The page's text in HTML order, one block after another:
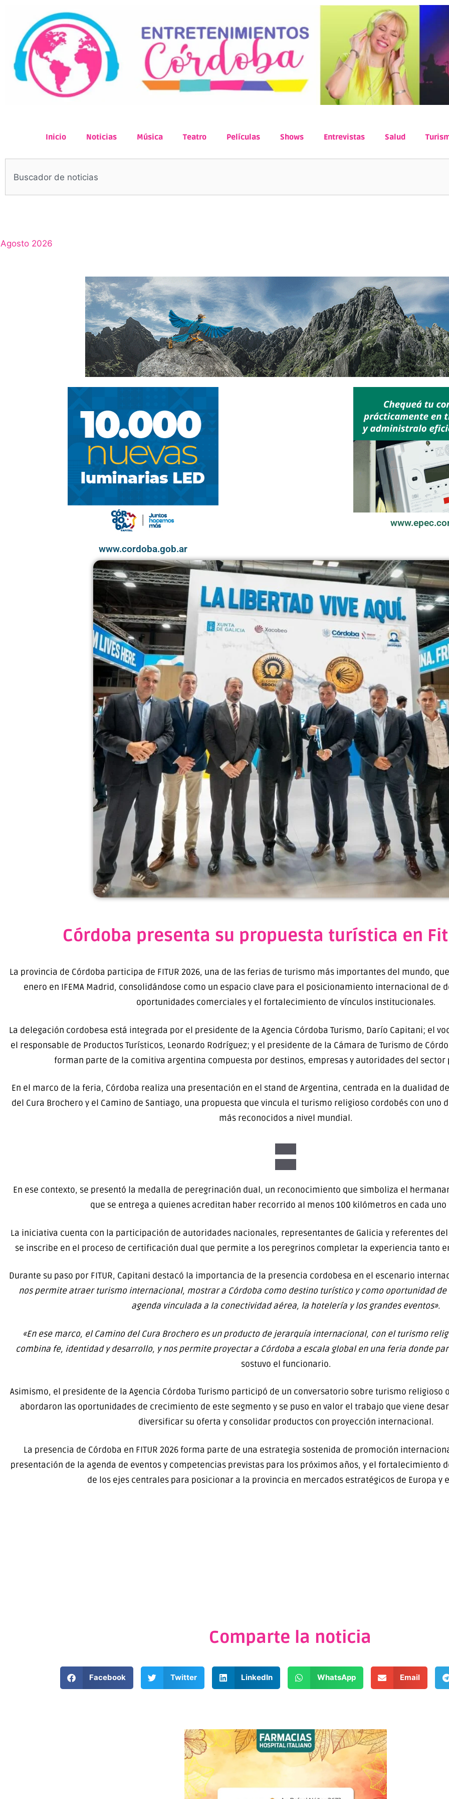
Inicio Noticias Música Teatro Películas Shows Entrevistas Salud
Agosto 2026
www.cordoba.gob.ar
Córdoba presenta su propuesta turística en
La provincia de Córdoba participa de FITUR 2026, una de las ferias de turismo más importantes del mundo,
enero en IFEMA Madrid, consolidándose como un espacio clave para el posicionamiento internacional de
oportunidades comerciales y el fortalecimiento de vínculos institucionales.
La delegación cordobesa está integrada por el presidente de la Agencia Córdoba Turismo, Darío Capitani; el
el responsable de Productos Turísticos, Leonardo Rodríguez; y el presidente de la Cámara de Turismo de
forman parte de la comitiva argentina compuesta por destinos, empresas y autoridades del sector
En el marco de la feria, Córdoba realiza una presentación en el stand de Argentina, centrada en la dualidad
del Cura Brochero y el Camino de Santiago, una propuesta que vincula el turismo religioso cordobés con
más reconocidos a nivel mundial.
En ese contexto, se presentó la medalla de peregrinación dual, un reconocimiento que simboliza el
que se entrega a quienes acreditan haber recorrido al menos 100 kilómetros en cada uno
La iniciativa cuenta con la participación de autoridades nacionales, representantes de Galicia y referentes
se inscribe en el proceso de certificación dual que permite a los peregrinos completar la experiencia tanto
Durante su paso por FITUR, Capitani destacó la importancia de la presencia cordobesa en el escenario
nos permite atraer turismo internacional, mostrar a Córdoba como destino turístico y como oportunidad
agenda vinculada a la conectividad aérea, la hotelería y los grandes eventos».
«En ese marco, el Camino del Cura Brochero es un producto de jerarquía internacional, con el turismo
combina fe, identidad y desarrollo, y nos permite proyectar a Córdoba a escala global en una feria donde
sostuvo el funcionario.
Asimismo, el presidente de la Agencia Córdoba Turismo participó de un conversatorio sobre turismo religioso
abordaron las oportunidades de crecimiento de este segmento y se puso en valor el trabajo que viene
diversificar su oferta y consolidar productos con proyección internacional.
La presencia de Córdoba en FITUR 2026 forma parte de una estrategia sostenida de promoción
presentación de la agenda de eventos y competencias previstas para los próximos años, y el fortalecimiento
de los ejes centrales para posicionar a la provincia en mercados estratégicos de Europa y
Comparte la noticia
Facebook Twitter LinkedIn WhatsApp Email